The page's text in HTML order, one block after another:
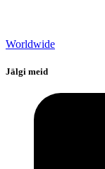
Worldwide
Jälgi meid